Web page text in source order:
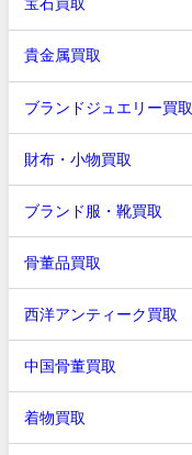
宝石買取
貴金属買取
ブランドジュエリー買取
財布・小物買取
ブランド服・靴買取
骨董品買取
西洋アンティーク買取
中国骨董買取
着物買取